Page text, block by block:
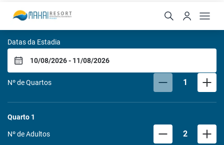
Makai All Inclusive
Datas da Estadia
Nº de Quartos 1
Quarto 1
Nº de Adultos 2